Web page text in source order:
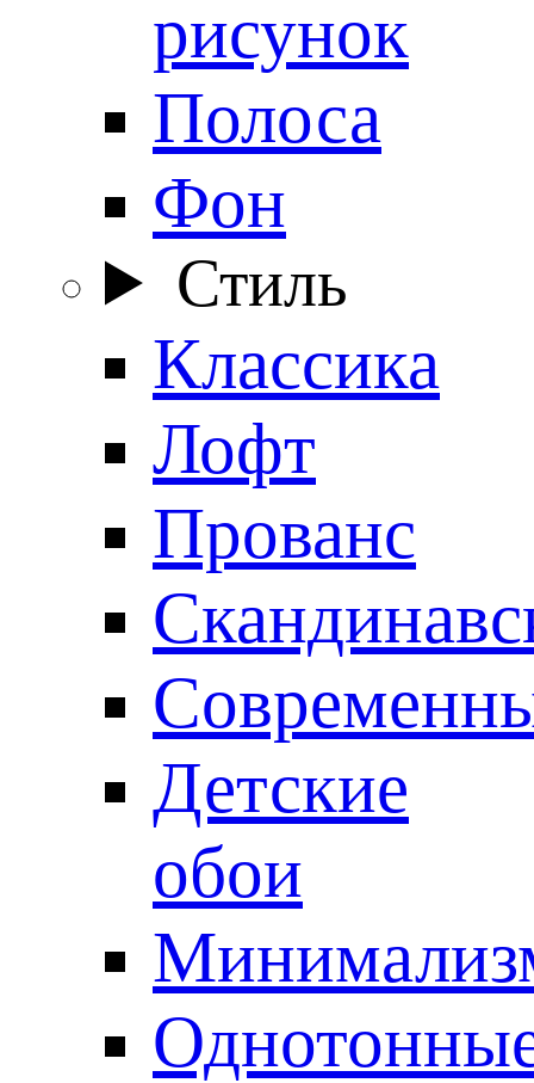
рисунок
Полоса
Фон
Стиль
Классика
Лофт
Прованс
Детские
обои